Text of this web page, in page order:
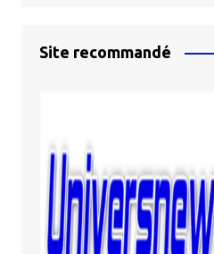
Site recommandé